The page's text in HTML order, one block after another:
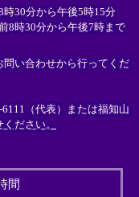
30分から午後5時15分
8時30分から午後7時まで
い合わせから行ってくだ
（代表）または福知山
ださい。
間